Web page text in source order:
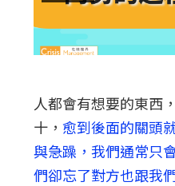
人都會有想要的東西
十， 愈到後面的關頭
與急躁，我們通常只
們卻忘了對方也跟我